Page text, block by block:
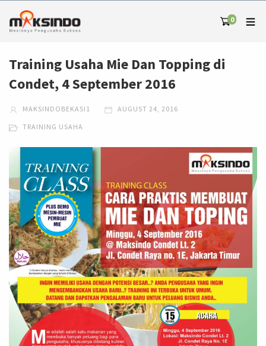
0
Training Usaha Mie Dan Topping di
Condet, 4 September 2016
MAKSINDOBEKASI1 AUGUST 24, 2016
TRAINING USAHA